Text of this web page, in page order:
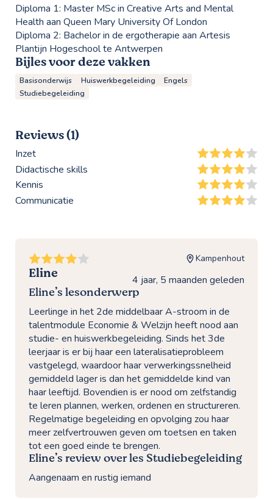
Diploma 1: Master MSc in Creative Arts and Mental
Health aan Queen Mary University Of London
Diploma 2: Bachelor in de ergotherapie aan Artesis
Plantijn Hogeschool te Antwerpen
Bijles voor deze vakken
Basisonderwijs Huiswerkbegeleiding
Engels
Studiebegeleiding
Reviews (1)
Inzet
Didactische skills
Kennis
Communicatie
Eline
Kampenhout
4 jaar, 5 maanden geleden
Eline’s lesonderwerp
Leerlinge in het 2de middelbaar A-stroom in de
talentmodule Economie & Welzijn heeft nood aan
studie- en huiswerkbegeleiding. Sinds het 3de
leerjaar is er bij haar een lateralisatieprobleem
vastgelegd, waardoor haar verwerkingssnelheid
gemiddeld lager is dan het gemiddelde kind van
haar leeftijd. Bovendien is er nood om zelfstandig
te leren plannen, werken, ordenen en structureren.
Regelmatige begeleiding en opvolging zou haar
meer zelfvertrouwen geven om toetsen en taken
tot een goed einde te brengen.
Eline’s review over les Studiebegeleiding
Aangenaam en rustig iemand